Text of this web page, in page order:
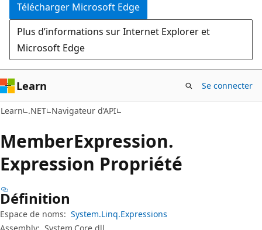
Télécharger Microsoft Edge
Plus d’informations sur Internet Explorer et
Microsoft Edge
Learn Se connecter
Learn .NET Navigateur d’API
MemberExpression.
Expression Propriété
Définition
Espace de noms: System.Linq.Expressions
Assembly: System.Core.dll